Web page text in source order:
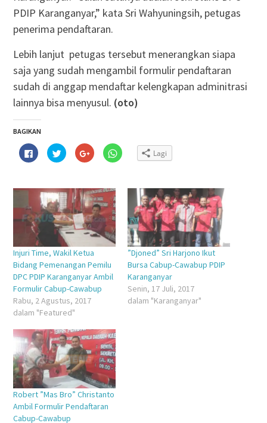
PDIP Karanganyar,” kata Sri Wahyuningsih, petugas
penerima pendaftaran.
Lebih lanjut petugas tersebut menerangkan siapa
saja yang sudah mengambil formulir pendaftaran
sudah di anggap mendaftar kelengkapan adminitrasi
lainnya bisa menyusul. (oto)
BAGIKAN
Klik
untuk
membagikan
di
jendela
yang
baru)
Klik
untuk
berbagi
di
jendela
yang
baru)
Klik
untuk
berbagi
(Membuka
di
jendela
yang
baru)
Klik
untuk
jendela
baru)
Lagi
Injuri Time, Wakil Ketua
Bidang Pemenangan Pemilu
DPC PDIP Karanganyar Ambil
Formulir Cabup-Cawabup
Rabu, 2 Agustus, 2017
dalam "Featured"
”Djoned” Sri Harjono Ikut
Bursa Cabup-Cawabup PDIP
Karanganyar
Senin, 17 Juli, 2017
dalam "Karanganyar"
Robert ”Mas Bro” Christanto
Ambil Formulir Pendaftaran
Cabup-Cawabup